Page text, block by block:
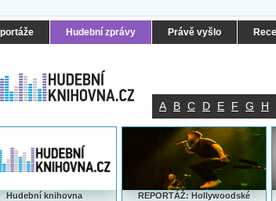
Hudební zprávy Právě vyšlo
A B C D E F G H
Hudební knihovna
REPORTÁŽ: Hollywoodské